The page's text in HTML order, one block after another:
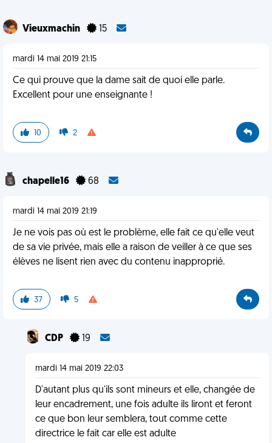
Vieuxmachin 15
mardi 14 mai 2019 21:15
Ce qui prouve que la dame sait de quoi elle parle.
Excellent pour une enseignante !
10 2
chapelle16 68
mardi 14 mai 2019 21:19
Je ne vois pas où est le problème, elle fait ce qu'elle veut
de sa vie privée, mais elle a raison de veiller à ce que ses
élèves ne lisent rien avec du contenu inapproprié.
37 5
CDP 19
mardi 14 mai 2019 22:03
D'autant plus qu'ils sont mineurs et elle, changée de
leur encadrement, une fois adulte ils liront et feront
ce que bon leur semblera, tout comme cette
directrice le fait car elle est adulte